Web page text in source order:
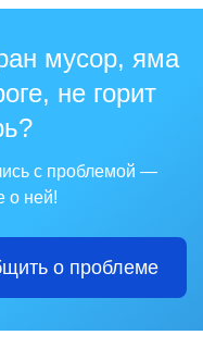
мусор, яма
не горит
с проблемой —
о ней!
о проблеме